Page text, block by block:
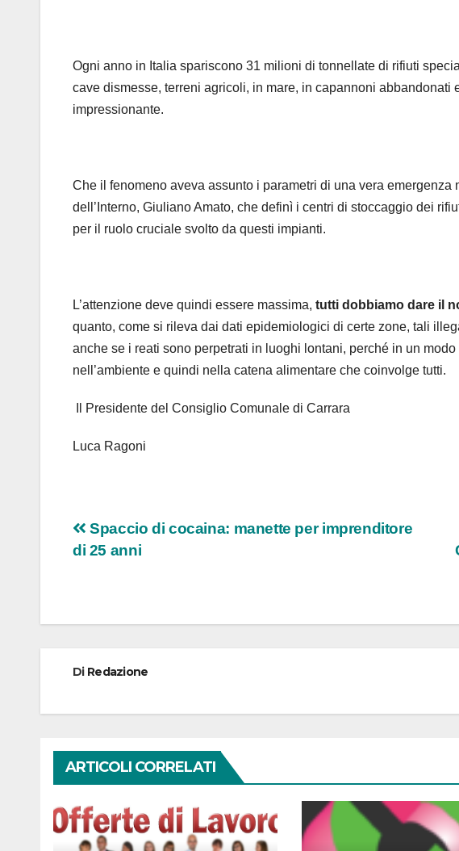
Ogni anno in Italia spariscono 31 milioni di tonnellate di rifiuti
cave dismesse, terreni agricoli, in mare, in capannoni
impressionante.
Che il fenomeno aveva assunto i parametri di una vera
dell’Interno, Giuliano Amato, che definì i centri di stoccaggio dei
per il ruolo cruciale svolto da questi impianti.
L’attenzione deve quindi essere massima, tutti dobbiamo dare il
quanto, come si rileva dai dati epidemiologici di certe zone, tali
anche se i reati sono perpetrati in luoghi lontani, perché in un
nell’ambiente e quindi nella catena alimentare che coinvolge tutti.
Il Presidente del Consiglio Comunale di Carrara
Luca Ragoni
Navigazione
Spaccio di cocaina: manette per imprenditore
di 25 anni
Di Redazione
ARTICOLI CORRELATI